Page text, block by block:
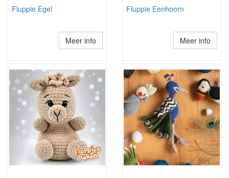
Fluppie Egel
Meer info
Fluppie Eenhoorn
Meer info